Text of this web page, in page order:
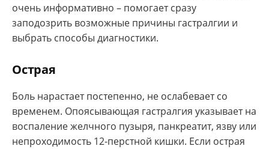
очень информативно – помогает сразу
заподозрить возможные причины гастралгии и
выбрать способы диагностики.
Острая
Боль нарастает постепенно, не ослабевает со
временем. Опоясывающая гастралгия указывает на
воспаление желчного пузыря, панкреатит, язву или
непроходимость 12-перстной кишки. Если острая